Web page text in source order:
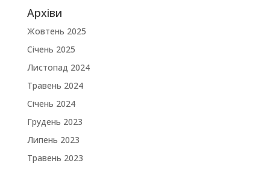
Архіви
Жовтень 2025
Січень 2025
Листопад 2024
Травень 2024
Січень 2024
Грудень 2023
Липень 2023
Травень 2023